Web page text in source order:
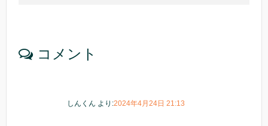
コメント
しんくん より:2024年4月24日 21:13